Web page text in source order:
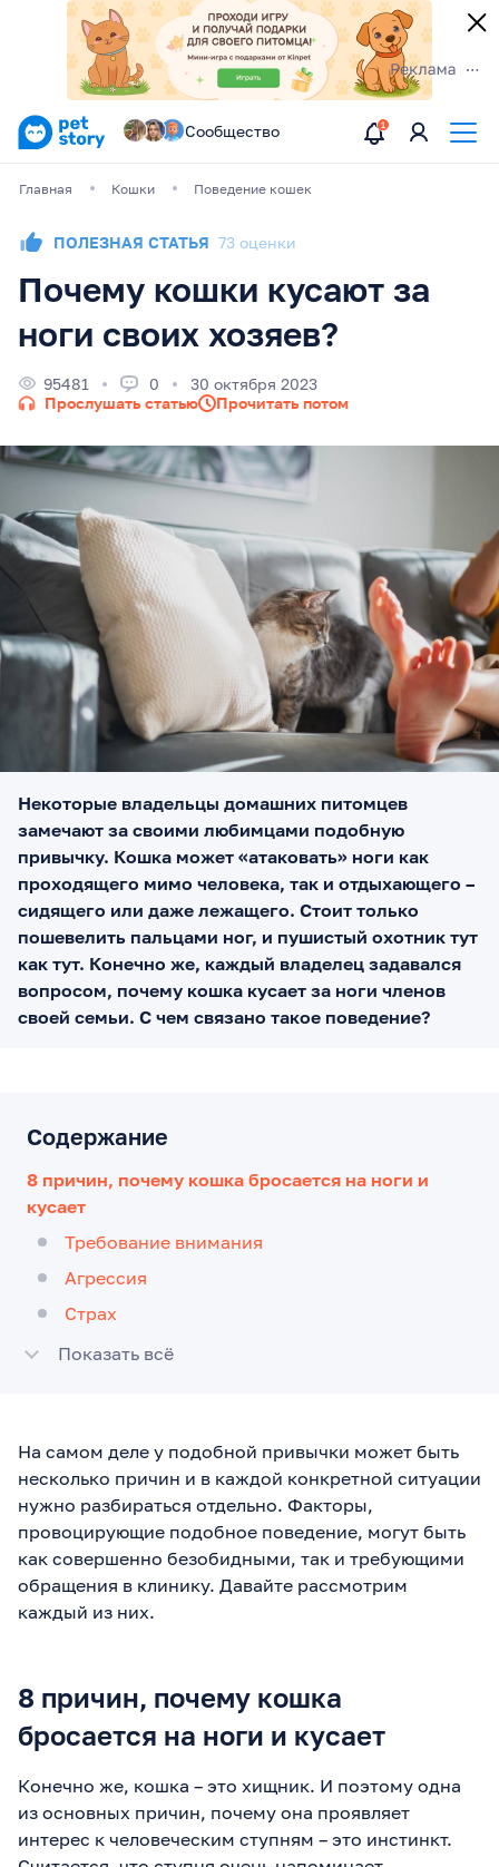
Сообщество
Главная Кошки Поведение кошек
ПОЛЕЗНАЯ СТАТЬЯ 73 оценки
Почему кошки кусают за
ноги своих хозяев?
95481 0
30 октября 2023
Прослушать статью
Прочитать потом
Некоторые владельцы домашних питомцев
замечают за своими любимцами подобную
привычку. Кошка может «атаковать» ноги как
проходящего мимо человека, так и отдыхающего –
сидящего или даже лежащего. Стоит только
пошевелить пальцами ног, и пушистый охотник тут
как тут. Конечно же, каждый владелец задавался
вопросом, почему кошка кусает за ноги членов
своей семьи. С чем связано такое поведение?
Содержание
8 причин, почему кошка бросается на ноги и
кусает
Требование внимания
Агрессия
Страх
Показать всё
На самом деле у подобной привычки может быть
несколько причин и в каждой конкретной ситуации
нужно разбираться отдельно. Факторы,
провоцирующие подобное поведение, могут быть
как совершенно безобидными, так и требующими
обращения в клинику. Давайте рассмотрим
каждый из них.
8 причин, почему кошка
бросается на ноги и кусает
Конечно же, кошка – это хищник. И поэтому одна
из основных причин, почему она проявляет
интерес к человеческим ступням – это инстинкт.